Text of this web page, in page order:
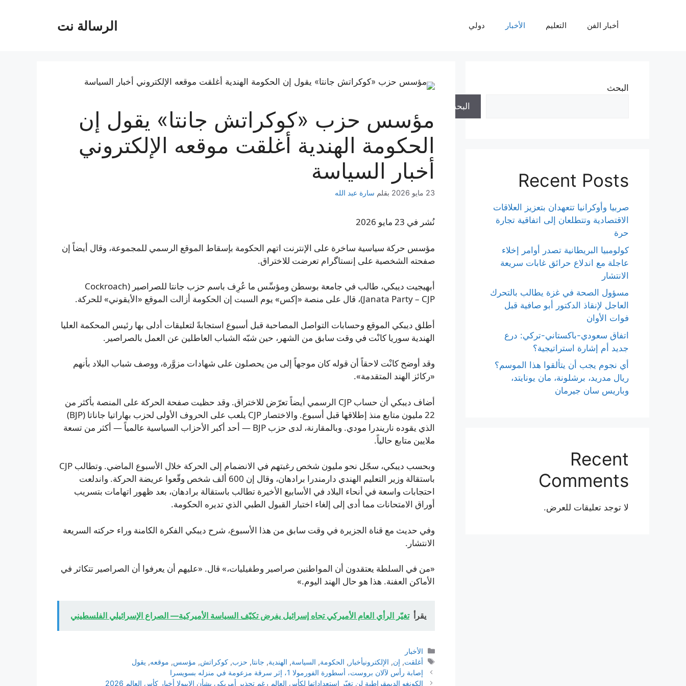
الرسالة نت أخبار الفن التعليم الأخبار دولي
مؤسس حزب «كوكراتش جانتا» يقول إن
الحكومة الهندية أغلقت موقعه الإلكتروني
أخبار السياسة
23 مايو 2026 بقلم سارة عبد الله
نُشر في 23 مايو 2026
مؤسس حركة سياسية ساخرة على الإنترنت اتهم الحكومة بإسقاط الموقع الرسمي للمجموعة، وقال أيضاً إن
صفحته الشخصية على إنستاگرام تعرضت للاختراق.
أبهيجيت ديبكي، طالب في جامعة بوسطن ومؤسِّس ما عُرِف باسم حزب جانتا للصراصير (Cockroach
Janata Party – CJP)، قال على منصة «إكس» يوم السبت إن الحكومة أزالت الموقع «الأيقوني» للحركة.
أطلق ديبكي الموقع وحسابات التواصل المصاحبة قبل أسبوع استجابةً لتعليقات أدلى بها رئيس المحكمة العليا
الهندية سوريا كانْت في وقت سابق من الشهر، حين شبّه الشباب العاطلين عن العمل بالصراصير.
وقد أوضح كانْت لاحقاً أن قوله كان موجهاً إلى من يحصلون على شهادات مزوَّرة، ووصف شباب البلاد بأنهم
«ركائز الهند المتقدمة».
أضاف ديبكي أن حساب CJP الرسمي أيضاً تعرّض للاختراق. وقد حظيت صفحة الحركة على المنصة بأكثر من
22 مليون متابع منذ إطلاقها قبل أسبوع. والاختصار CJP يلعب على الحروف الأولى لحزب بهاراتيا جاناتا (BJP)
الذي يقوده ناريندرا مودي. وبالمقارنة، لدى حزب BJP — أحد أكبر الأحزاب السياسية عالمياً — أكثر من تسعة
ملايين متابع حالياً.
وبحسب ديبكي، سجّل نحو مليون شخص رغبتهم في الانضمام إلى الحركة خلال الأسبوع الماضي. وتطالب CJP
باستقالة وزير التعليم الهندي دارمندرا برادهان، وقال إن 600 ألف شخص وقّعوا عريضة الحركة. واندلعت
احتجابات واسعة في أنحاء البلاد في الأسابيع الأخيرة تطالب باستقالة برادهان، بعد ظهور اتهامات بتسريب
أوراق الامتحانات مما أدى إلى إلغاء اختبار القبول الطبي الذي تديره الحكومة.
وفي حديث مع قناة الجزيرة في وقت سابق من هذا الأسبوع، شرح ديبكي الفكرة الكامنة وراء حركته السريعة
الانتشار.
«من في السلطة يعتقدون أن المواطنين صراصير وطفيليات،» قال. «عليهم أن يعرفوا أن الصراصير تتكاثر في
الأماكن العفنة. هذا هو حال الهند اليوم.»
يقرأ تغيّر الرأي العام الأميركي تجاه إسرائيل يفرض تكيّف السياسة الأميركية— الصراع الإسرائيلي الفلسطيني
التصنيفات
الأخبار
الوسوم
أغلقت, إن, الإلكترونيأخبار , الحكومة, السياسة, الهندية, جانتا, حزب,كوكراتش, مؤسس, موقعه, يقول
إصابة رأس لآلان بروست، أسطورة الفورمولا 1، إثر سرقة مزعومة في منزله بسويسرا
الكونغو الديمقراطية لن تغيّر استعداداتها لكأس العالم رغم تحذير أمريكي بشأن الإيبولا أخبار كأس العالم 2026
البحث
البحث
Recent Posts
صربيا وأوكرانيا تتعهدان بتعزيز العلاقات
الاقتصادية وتتطلعان إلى اتفاقية تجارة
حرة
كولومبيا البريطانية تصدر أوامر إخلاء
عاجلة مع اندلاع حرائق غابات سريعة
الانتشار
مسؤول الصحة في غزة يطالب بالتحرك
العاجل لإنقاذ الدكتور أبو صافية قبل
فوات الأوان
اتفاق سعودي-باكستاني-تركي: درع
جديد أم إشارة استراتيجية؟
أي نجوم يجب أن يتألقوا هذا الموسم؟
ريال مدريد، برشلونة، مان يونايتد،
وباريس سان جيرمان
Recent
Comments
لا توجد تعليقات للعرض.